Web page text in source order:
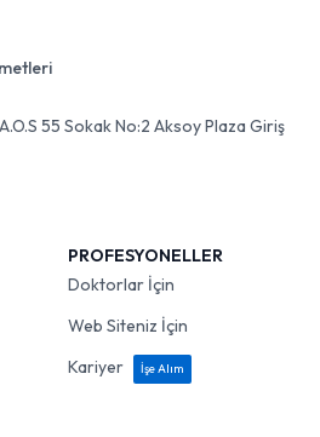
55 Sokak No:2 Aksoy Plaza Giriş
PROFESYONELLER
Doktorlar İçin
Web Siteniz İçin
Kariyer
İşe Alım